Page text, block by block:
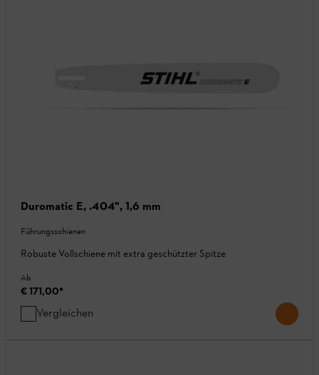
Duromatic E, .404", 1,6 mm
Führungsschienen
Robuste Vollschiene mit extra geschützter Spitze
Ab
€ 171,00*
Vergleichen